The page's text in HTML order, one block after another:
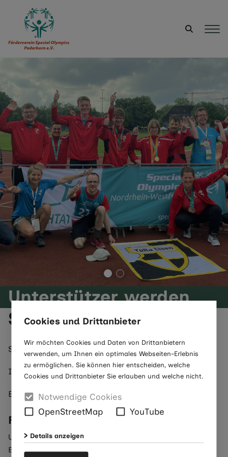
Cookies und Drittanbieter
Wir möchten Cookies und Daten von Drittanbietern
verwenden, um Ihnen ein optimales Webseiten-Erlebnis
zu ermöglichen. Sie können hier entscheiden, welche
Cookies und Drittanbieter Sie erlauben und welche nicht.
Notwendige Cookies
OpenStreetMap
YouTube
Details anzeigen
Unterstützer werden
Spendenkonto
Sparkasse Paderborn-Detmold-Höxter
IBAN: DE44 4765 0130 0013 0017 14
BIC: WELADE3LXXX
Finanzielle Unterstützung
Um den Athletinnen und Athleten mit geistiger
Beeinträchtigung die Teilhabe an Veranstaltungen von